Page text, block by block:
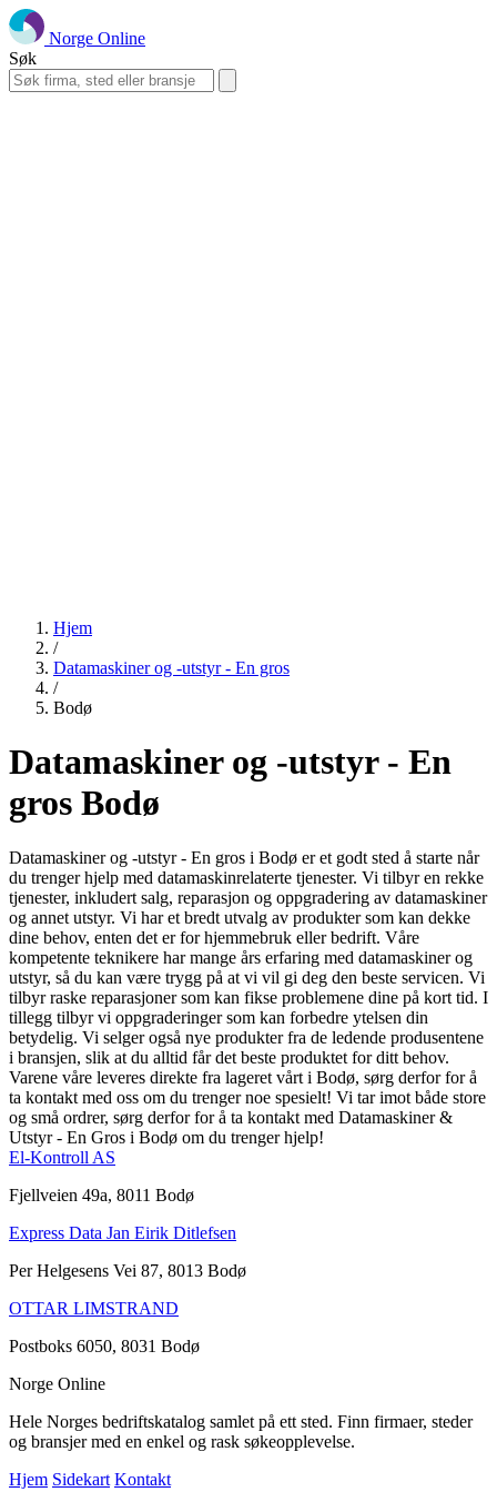
Norge Online
Søk
Hjem
/
Datamaskiner og -utstyr - En gros
/
Bodø
Datamaskiner og -utstyr - En
gros Bodø
Datamaskiner og -utstyr - En gros i Bodø er et godt sted å starte når
du trenger hjelp med datamaskinrelaterte tjenester. Vi tilbyr en rekke
tjenester, inkludert salg, reparasjon og oppgradering av datamaskiner
og annet utstyr. Vi har et bredt utvalg av produkter som kan dekke
dine behov, enten det er for hjemmebruk eller bedrift. Våre
kompetente teknikere har mange års erfaring med datamaskiner og
utstyr, så du kan være trygg på at vi vil gi deg den beste servicen. Vi
tilbyr raske reparasjoner som kan fikse problemene dine på kort tid. I
tillegg tilbyr vi oppgraderinger som kan forbedre ytelsen din
betydelig. Vi selger også nye produkter fra de ledende produsentene
i bransjen, slik at du alltid får det beste produktet for ditt behov.
Varene våre leveres direkte fra lageret vårt i Bodø, sørg derfor for å
ta kontakt med oss om du trenger noe spesielt! Vi tar imot både store
og små ordrer, sørg derfor for å ta kontakt med Datamaskiner &
Utstyr - En Gros i Bodø om du trenger hjelp!
El-Kontroll AS
Fjellveien 49a, 8011 Bodø
Express Data Jan Eirik Ditlefsen
Per Helgesens Vei 87, 8013 Bodø
OTTAR LIMSTRAND
Postboks 6050, 8031 Bodø
Norge Online
Hele Norges bedriftskatalog samlet på ett sted. Finn firmaer, steder
og bransjer med en enkel og rask søkeopplevelse.
Hjem Sidekart Kontakt